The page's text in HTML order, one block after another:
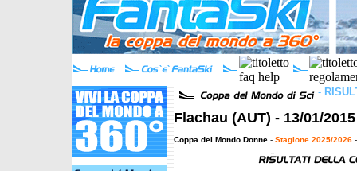
-
Flachau (AUT) - 13/01/
Coppa del Mondo Donne - Stagione 2025/2026